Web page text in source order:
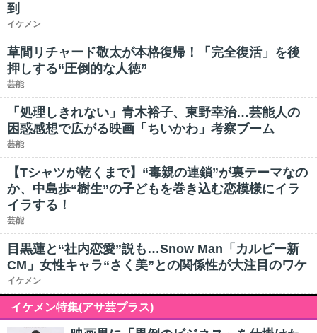
到
イケメン
草間リチャード敬太が本格復帰！「完全復活」を後
押しする“圧倒的な人徳”
芸能
「処理しきれない」青木裕子、東野幸治…芸能人の
困惑感想で広がる映画「ちいかわ」考察ブーム
芸能
【Tシャツが乾くまで】“毒親の連鎖”が裏テーマなの
か、中島歩“樹生”の子どもを巻き込む恋模様にイラ
イラする！
芸能
目黒蓮と“社内恋愛”説も…Snow Man「カルビー新
CM」女性キャラ“さく美”との関係性が大注目のワケ
イケメン
イケメン特集(アサ芸プラス)